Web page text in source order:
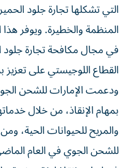
التي تشكلها تجارة جلود
المنظمة والخطيرة. ويوفر
في مجال مكافحة تجارة جلود
القطاع اللوجيستي على
ودعمت الإمارات للشحن
بمهام الإنقاذ، من خلال
والمريح للحيوانات الحية،
للشحن الجوي في العام